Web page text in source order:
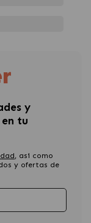
y
tu
, asi como
y ofertas de